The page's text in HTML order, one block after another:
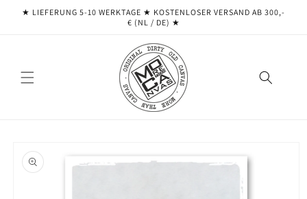
zum
★ LIEFERUNG 5-10 WERKTAGE ★ ​​KOSTENLOSER VERSAND AB 300,-
€ (NL / DE) ★